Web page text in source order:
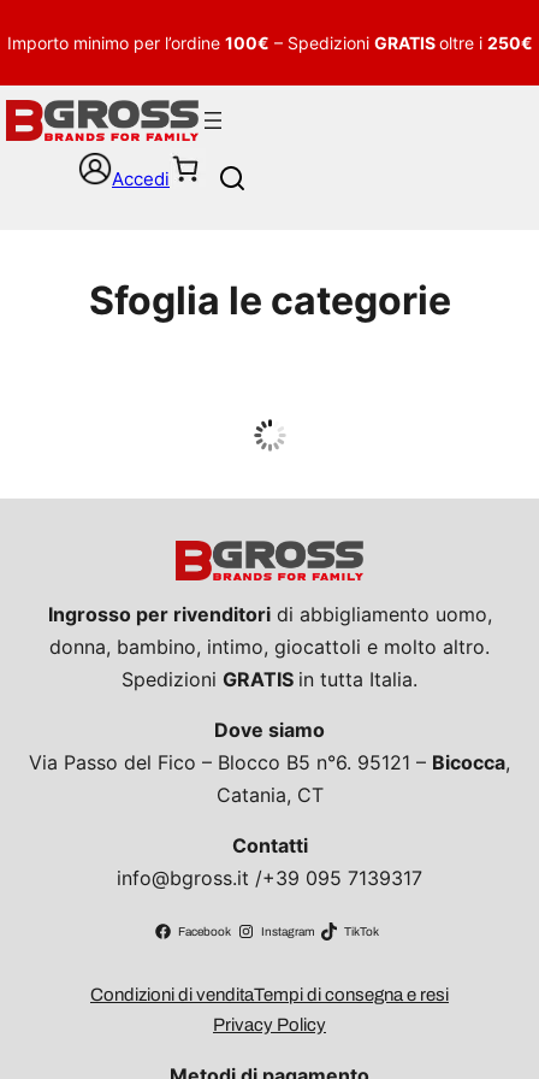
Importo minimo per l’ordine 100€ – Spedizioni GRATISoltre i 250€
Accedi
h
Sfoglia le categorie
Guarda tutto
Ingrosso per rivenditoridi abbigliamento uomo,
donna, bambino, intimo, giocattoli e molto altro.
Spedizioni GRATIS in tutta Italia.
Dove siamo
Via Passo del Fico – Blocco B5 n°6. 95121 – Bicocca,
Catania, CT
Contatti
info@bgross.it /+39 095 7139317
Facebook Instagram TikTok
Condizioni di venditaTempi di consegna e resi
Privacy Policy